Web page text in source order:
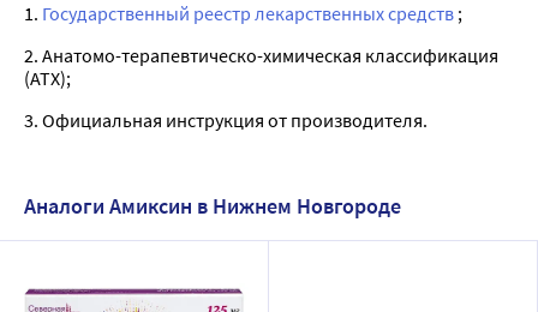
1. Государственный реестр лекарственных средств ;
2. Анатомо-терапевтическо-химическая классификация
(ATX);
3. Официальная инструкция от производителя.
Аналоги Амиксин в Нижнем Новгороде